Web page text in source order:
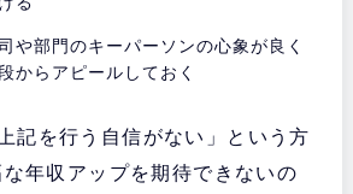
や部門のキーパーソンの心象が良く
からアピールしておく
記を行う自信がない」という方
年収アップを期待できないの